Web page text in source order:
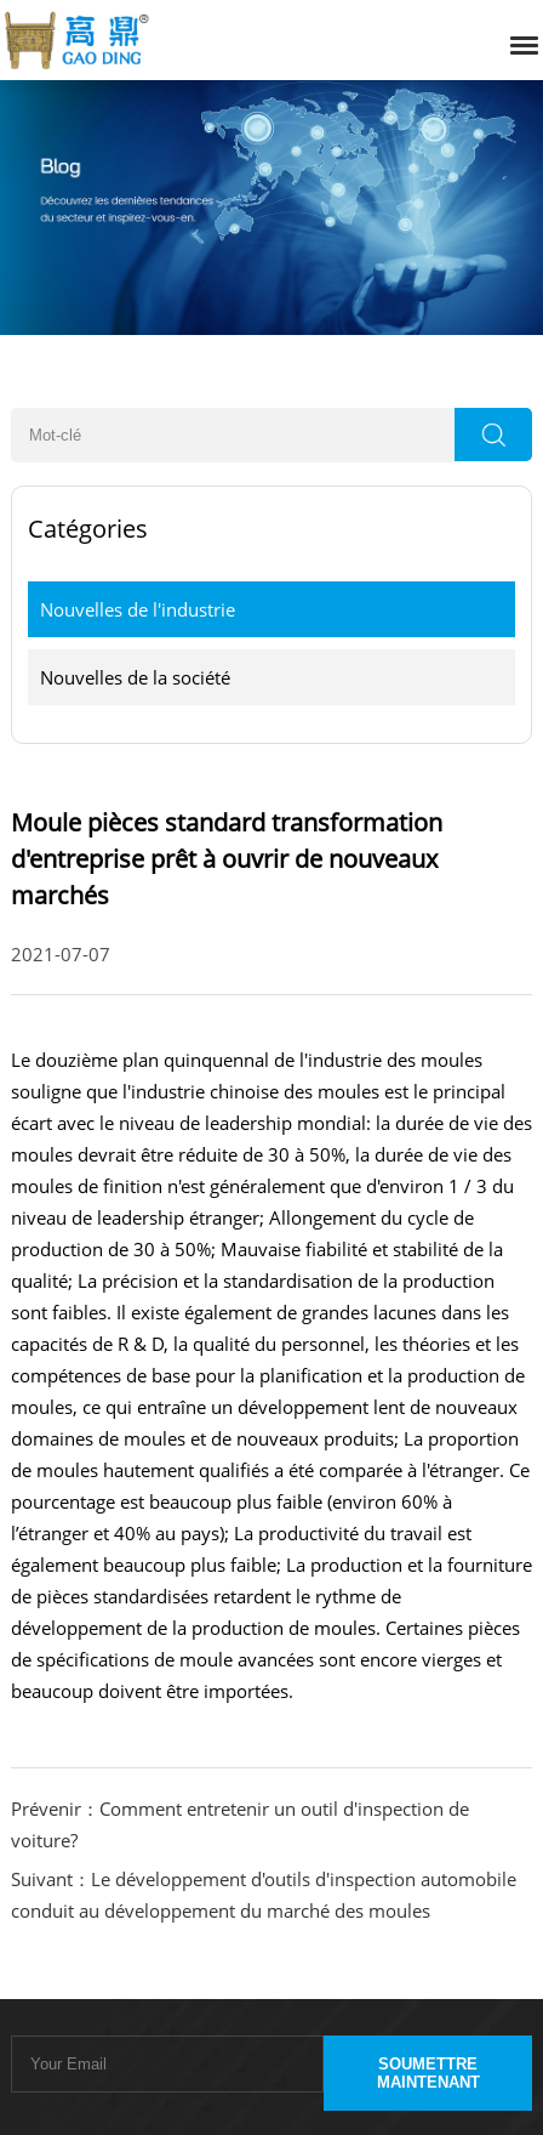
Catégories
Nouvelles de l'industrie
Nouvelles de la société
Moule pièces standard transformation
d'entreprise prêt à ouvrir de nouveaux
marchés
2021-07-07
Le douzième plan quinquennal de l'industrie des moules
souligne que l'industrie chinoise des moules est le principal
écart avec le niveau de leadership mondial: la durée de vie des
moules devrait être réduite de 30 à 50%, la durée de vie des
moules de finition n'est généralement que d'environ 1 / 3 du
niveau de leadership étranger; Allongement du cycle de
production de 30 à 50%; Mauvaise fiabilité et stabilité de la
qualité; La précision et la standardisation de la production
sont faibles. Il existe également de grandes lacunes dans les
capacités de R & D, la qualité du personnel, les théories et les
compétences de base pour la planification et la production de
moules, ce qui entraîne un développement lent de nouveaux
domaines de moules et de nouveaux produits; La proportion
de moules hautement qualifiés a été comparée à l'étranger. Ce
pourcentage est beaucoup plus faible (environ 60% à
l’étranger et 40% au pays); La productivité du travail est
également beaucoup plus faible; La production et la fourniture
de pièces standardisées retardent le rythme de
développement de la production de moules. Certaines pièces
de spécifications de moule avancées sont encore vierges et
beaucoup doivent être importées.
Prévenir：Comment entretenir un outil d'inspection de
voiture?
Suivant：Le développement d'outils d'inspection automobile
conduit au développement du marché des moules
SOUMETTRE
MAINTENANT